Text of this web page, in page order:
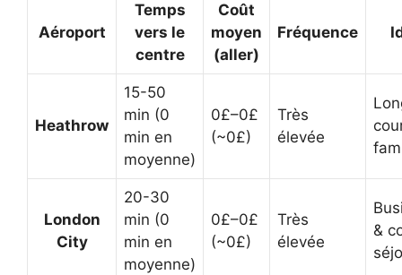
Aéroport
Temps
vers le
centre
Coût
moyen
(aller)
Fréquence
Heathrow
15-50
min (0
min en
moyenne)
0£–0£
(~0£)
Très
élevée
London
City
20-30
min (0
min en
moyenne)
0£–0£
(~0£)
Très
élevée
&